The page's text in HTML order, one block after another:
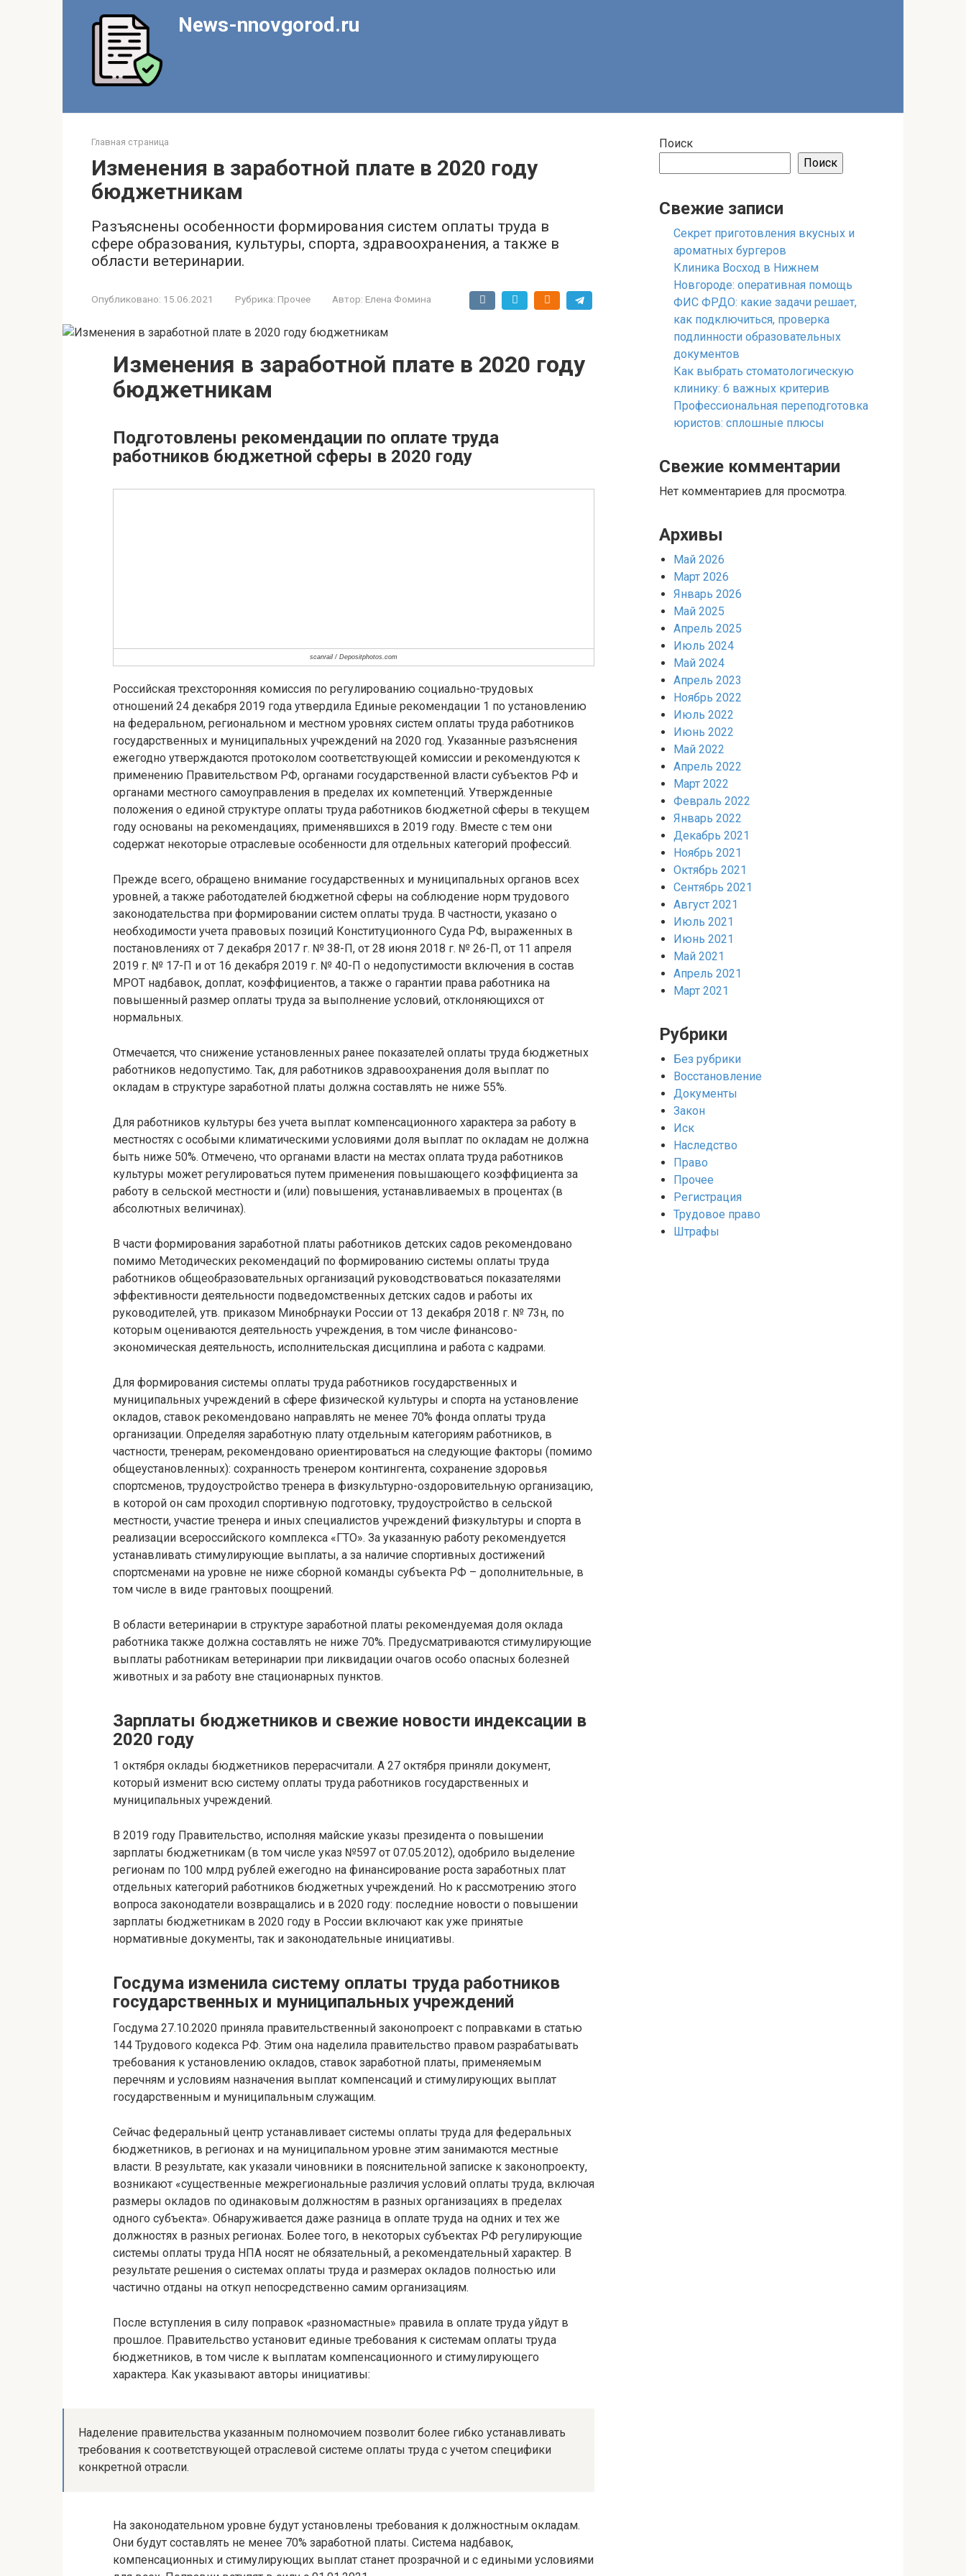
News-nnovgorod.ru
Главная страница
Изменения в заработной плате в 2020 году
бюджетникам
Разъяснены особенности формирования систем оплаты труда в
сфере образования, культуры, спорта, здравоохранения, а также в
области ветеринарии.
Опубликовано: 15.06.2021 Рубрика: Прочее Автор: Елена Фомина
Изменения в заработной плате в 2020 году
бюджетникам
Подготовлены рекомендации по оплате труда
работников бюджетной сферы в 2020 году
scanrail / Depositphotos.com
Российская трехсторонняя комиссия по регулированию социально-трудовых
отношений 24 декабря 2019 года утвердила Единые рекомендации 1 по установлению
на федеральном, региональном и местном уровнях систем оплаты труда работников
государственных и муниципальных учреждений на 2020 год. Указанные разъяснения
ежегодно утверждаются протоколом соответствующей комиссии и рекомендуются к
применению Правительством РФ, органами государственной власти субъектов РФ и
органами местного самоуправления в пределах их компетенций. Утвержденные
положения о единой структуре оплаты труда работников бюджетной сферы в текущем
году основаны на рекомендациях, применявшихся в 2019 году. Вместе с тем они
содержат некоторые отраслевые особенности для отдельных категорий профессий.
Прежде всего, обращено внимание государственных и муниципальных органов всех
уровней, а также работодателей бюджетной сферы на соблюдение норм трудового
законодательства при формировании систем оплаты труда. В частности, указано о
необходимости учета правовых позиций Конституционного Суда РФ, выраженных в
постановлениях от 7 декабря 2017 г. № 38-П, от 28 июня 2018 г. № 26-П, от 11 апреля
2019 г. № 17-П и от 16 декабря 2019 г. № 40-П о недопустимости включения в состав
МРОТ надбавок, доплат, коэффициентов, а также о гарантии права работника на
повышенный размер оплаты труда за выполнение условий, отклоняющихся от
нормальных.
Отмечается, что снижение установленных ранее показателей оплаты труда бюджетных
работников недопустимо. Так, для работников здравоохранения доля выплат по
окладам в структуре заработной платы должна составлять не ниже 55%.
Для работников культуры без учета выплат компенсационного характера за работу в
местностях с особыми климатическими условиями доля выплат по окладам не должна
быть ниже 50%. Отмечено, что органами власти на местах оплата труда работников
культуры может регулироваться путем применения повышающего коэффициента за
работу в сельской местности и (или) повышения, устанавливаемых в процентах (в
абсолютных величинах).
В части формирования заработной платы работников детских садов рекомендовано
помимо Методических рекомендаций по формированию системы оплаты труда
работников общеобразовательных организаций руководствоваться показателями
эффективности деятельности подведомственных детских садов и работы их
руководителей, утв. приказом Минобрнауки России от 13 декабря 2018 г. № 73н, по
которым оцениваются деятельность учреждения, в том числе финансово-
экономическая деятельность, исполнительская дисциплина и работа с кадрами.
Для формирования системы оплаты труда работников государственных и
муниципальных учреждений в сфере физической культуры и спорта на установление
окладов, ставок рекомендовано направлять не менее 70% фонда оплаты труда
организации. Определяя заработную плату отдельным категориям работников, в
частности, тренерам, рекомендовано ориентироваться на следующие факторы (помимо
общеустановленных): сохранность тренером контингента, сохранение здоровья
спортсменов, трудоустройство тренера в физкультурно-оздоровительную организацию,
в которой он сам проходил спортивную подготовку, трудоустройство в сельской
местности, участие тренера и иных специалистов учреждений физкультуры и спорта в
реализации всероссийского комплекса «ГТО». За указанную работу рекомендуется
устанавливать стимулирующие выплаты, а за наличие спортивных достижений
спортсменами на уровне не ниже сборной команды субъекта РФ – дополнительные, в
том числе в виде грантовых поощрений.
В области ветеринарии в структуре заработной платы рекомендуемая доля оклада
работника также должна составлять не ниже 70%. Предусматриваются стимулирующие
выплаты работникам ветеринарии при ликвидации очагов особо опасных болезней
животных и за работу вне стационарных пунктов.
Зарплаты бюджетников и свежие новости индексации в
2020 году
1 октября оклады бюджетников перерасчитали. А 27 октября приняли документ,
который изменит всю систему оплаты труда работников государственных и
муниципальных учреждений.
В 2019 году Правительство, исполняя майские указы президента о повышении
зарплаты бюджетникам (в том числе указ №597 от 07.05.2012), одобрило выделение
регионам по 100 млрд рублей ежегодно на финансирование роста заработных плат
отдельных категорий работников бюджетных учреждений. Но к рассмотрению этого
вопроса законодатели возвращались и в 2020 году: последние новости о повышении
зарплаты бюджетникам в 2020 году в России включают как уже принятые
нормативные документы, так и законодательные инициативы.
Госдума изменила систему оплаты труда работников
государственных и муниципальных учреждений
Госдума 27.10.2020 приняла правительственный законопроект с поправками в статью
144 Трудового кодекса РФ. Этим она наделила правительство правом разрабатывать
требования к установлению окладов, ставок заработной платы, применяемым
перечням и условиям назначения выплат компенсаций и стимулирующих выплат
государственным и муниципальным служащим.
Сейчас федеральный центр устанавливает системы оплаты труда для федеральных
бюджетников, в регионах и на муниципальном уровне этим занимаются местные
власти. В результате, как указали чиновники в пояснительной записке к законопроекту,
возникают «существенные межрегиональные различия условий оплаты труда, включая
размеры окладов по одинаковым должностям в разных организациях в пределах
одного субъекта». Обнаруживается даже разница в оплате труда на одних и тех же
должностях в разных регионах. Более того, в некоторых субъектах РФ регулирующие
системы оплаты труда НПА носят не обязательный, а рекомендательный характер. В
результате решения о системах оплаты труда и размерах окладов полностью или
частично отданы на откуп непосредственно самим организациям.
После вступления в силу поправок «разномастные» правила в оплате труда уйдут в
прошлое. Правительство установит единые требования к системам оплаты труда
бюджетников, в том числе к выплатам компенсационного и стимулирующего
характера. Как указывают авторы инициативы:
Наделение правительства указанным полномочием позволит более гибко устанавливать
требования к соответствующей отраслевой системе оплаты труда с учетом специфики
конкретной отрасли.
На законодательном уровне будут установлены требования к должностным окладам.
Они будут составлять не менее 70% заработной платы. Система надбавок,
компенсационных и стимулирующих выплат станет прозрачной и с едиными условиями
Поиск
Поиск
Свежие записи
Секрет приготовления вкусных и
ароматных бургеров
Клиника Восход в Нижнем
Новгороде: оперативная помощь
ФИС ФРДО: какие задачи решает,
как подключиться, проверка
подлинности образовательных
документов
Как выбрать стоматологическую
клинику: 6 важных критерив
Профессиональная переподготовка
юристов: сплошные плюсы
Свежие комментарии
Нет комментариев для просмотра.
Архивы
Май 2026
Март 2026
Январь 2026
Май 2025
Апрель 2025
Июль 2024
Май 2024
Апрель 2023
Ноябрь 2022
Июль 2022
Июнь 2022
Май 2022
Апрель 2022
Март 2022
Февраль 2022
Январь 2022
Декабрь 2021
Ноябрь 2021
Октябрь 2021
Сентябрь 2021
Август 2021
Июль 2021
Июнь 2021
Май 2021
Апрель 2021
Март 2021
Рубрики
Без рубрики
Восстановление
Документы
Закон
Иск
Наследство
Право
Прочее
Регистрация
Трудовое право
Штрафы